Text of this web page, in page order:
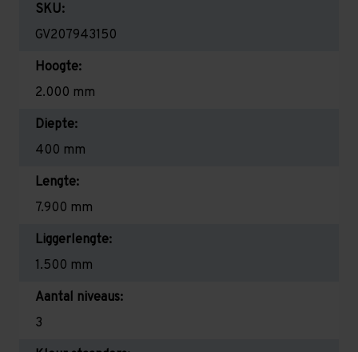
SKU:
GV207943150
Hoogte:
2.000 mm
Diepte:
400 mm
Lengte:
7.900 mm
Liggerlengte:
1.500 mm
Aantal niveaus:
3